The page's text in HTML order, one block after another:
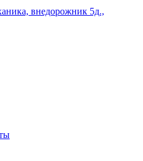
внедорожник 5д.,